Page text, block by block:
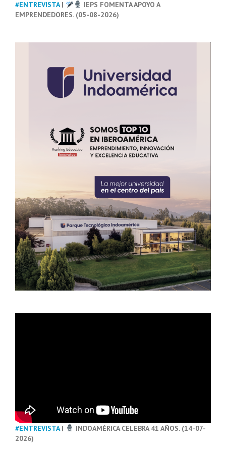
#ENTREVISTA|
IEPS FOMENTA APOYO A
EMPRENDEDORES. (05-08-2026)
#ENTREVISTA|
INDOAMÉRICA CELEBRA 41 AÑOS. (14-07-
2026)